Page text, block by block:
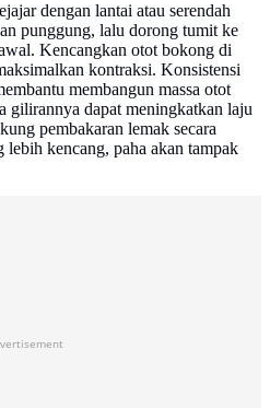
dengan lantai atau serendah
punggung, lalu dorong tumit ke
Kencangkan otot bokong di
kontraksi. Konsistensi
membangun massa otot
gilirannya dapat meningkatkan laju
pembakaran lemak secara
kencang, paha akan tampak